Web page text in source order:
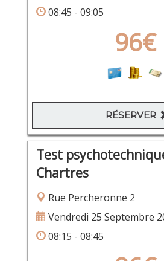
08:45 - 09:05
96€
RÉSERVER
Test
Chartres
Rue Percheronne 2
Vendredi 25 Septembre
08:15 - 08:45